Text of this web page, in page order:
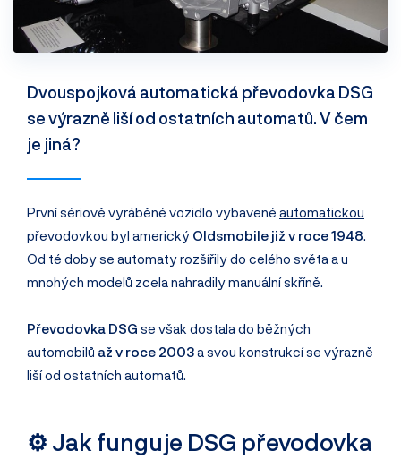
Dvouspojková automatická převodovka DSG
se výrazně liší od ostatních automatů. V čem
je jiná?
První sériově vyráběné vozidlo vybavené automatickou
převodovkou byl americký Oldsmobile již v roce 1948.
Od té doby se automaty rozšířily do celého světa a u
mnohých modelů zcela nahradily manuální skříně.
Převodovka DSG se však dostala do běžných
automobilů až v roce 2003a svou konstrukcí se výrazně
liší od ostatních automatů.
⚙️ Jak funguje DSG převodovka